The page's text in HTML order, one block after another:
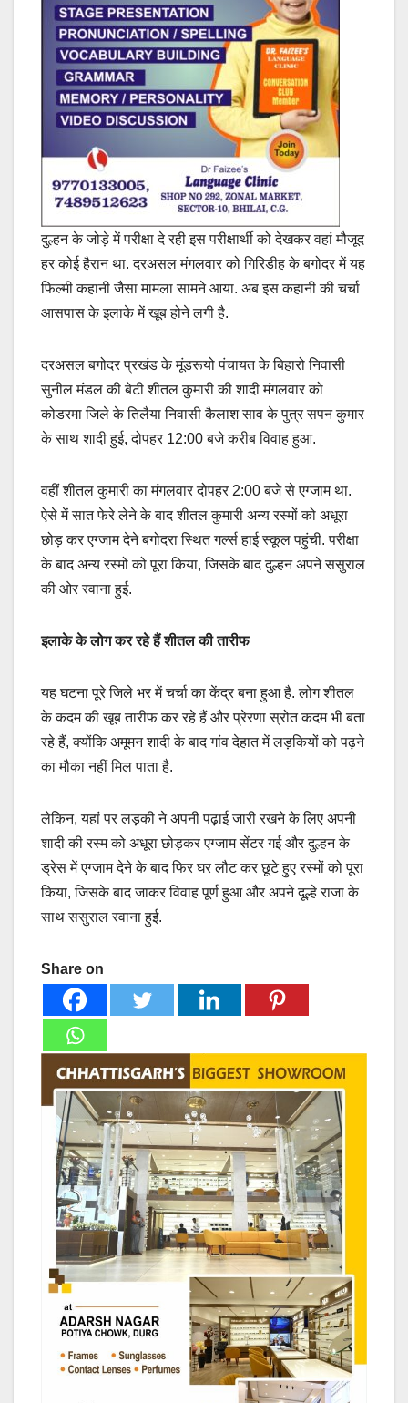
दुल्हन के जोड़े में परीक्षा दे रही इस परीक्षार्थी को देखकर वहां मौजूद
हर कोई हैरान था. दरअसल मंगलवार को गिरिडीह के बगोदर में यह
फिल्मी कहानी जैसा मामला सामने आया. अब इस कहानी की चर्चा
आसपास के इलाके में खूब होने लगी है.
दरअसल बगोदर प्रखंड के मूंडरूयो पंचायत के बिहारो निवासी
सुनील मंडल की बेटी शीतल कुमारी की शादी मंगलवार को
कोडरमा जिले के तिलैया निवासी कैलाश साव के पुत्र सपन कुमार
के साथ शादी हुई, दोपहर 12:00 बजे करीब विवाह हुआ.
वहीं शीतल कुमारी का मंगलवार दोपहर 2:00 बजे से एग्जाम था.
ऐसे में सात फेरे लेने के बाद शीतल कुमारी अन्य रस्मों को अधूरा
छोड़ कर एग्जाम देने बगोदरा स्थित गर्ल्स हाई स्कूल पहुंची. परीक्षा
के बाद अन्य रस्मों को पूरा किया, जिसके बाद दुल्हन अपने ससुराल
की ओर रवाना हुई.
इलाके के लोग कर रहे हैं शीतल की तारीफ
यह घटना पूरे जिले भर में चर्चा का केंद्र बना हुआ है. लोग शीतल
के कदम की खूब तारीफ कर रहे हैं और प्रेरणा स्रोत कदम भी बता
रहे हैं, क्योंकि अमूमन शादी के बाद गांव देहात में लड़कियों को पढ़ने
का मौका नहीं मिल पाता है.
लेकिन, यहां पर लड़की ने अपनी पढ़ाई जारी रखने के लिए अपनी
शादी की रस्म को अधूरा छोड़कर एग्जाम सेंटर गई और दुल्हन के
ड्रेस में एग्जाम देने के बाद फिर घर लौट कर छूटे हुए रस्मों को पूरा
किया, जिसके बाद जाकर विवाह पूर्ण हुआ और अपने दूल्हे राजा के
साथ ससुराल रवाना हुई.
Share on